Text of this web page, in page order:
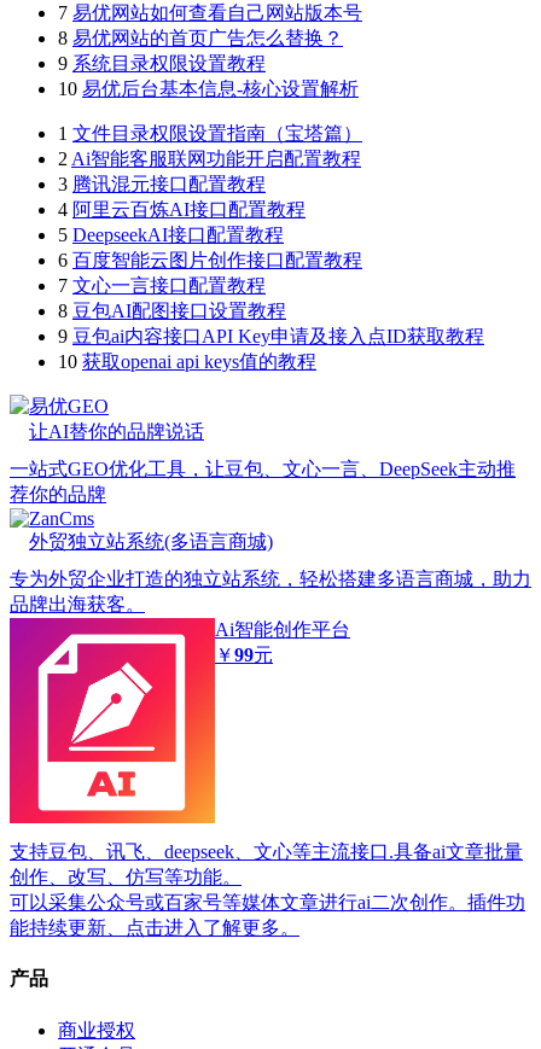
7 易优网站如何查看自己网站版本号
8 易优网站的首页广告怎么替换？
9 系统目录权限设置教程
10 易优后台基本信息-核心设置解析
1 文件目录权限设置指南（宝塔篇）
2 Ai智能客服联网功能开启配置教程
3 腾讯混元接口配置教程
4 阿里云百炼AI接口配置教程
5 DeepseekAI接口配置教程
6 百度智能云图片创作接口配置教程
7 文心一言接口配置教程
8 豆包AI配图接口设置教程
9 豆包ai内容接口API Key申请及接入点ID获取教程
10 获取openai api keys值的教程
易优GEO
让AI替你的品牌说话
一站式GEO优化工具，让豆包、文心一言、DeepSeek主动推
荐你的品牌
ZanCms
外贸独立站系统(多语言商城)
专为外贸企业打造的独立站系统，轻松搭建多语言商城，助力
品牌出海获客。
Ai智能创作平台
￥99元
支持豆包、讯飞、deepseek、文心等主流接口.具备ai文章批量
创作、改写、仿写等功能。
可以采集公众号或百家号等媒体文章进行ai二次创作。插件功
能持续更新、点击进入了解更多。
产品
商业授权